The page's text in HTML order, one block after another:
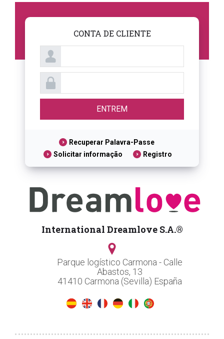
CONTA DE CLIENTE
Recuperar Palavra-Passe
Solicitar informação
Registro
International Dreamlove S.A.®
Parque logístico Carmona - Calle
Abastos, 13
41410 Carmona (Sevilla) España